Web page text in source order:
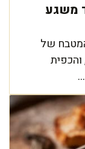
משגע
של